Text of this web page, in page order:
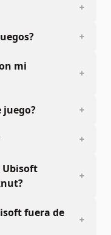
mi
juego?
Ubisoft
fuera de